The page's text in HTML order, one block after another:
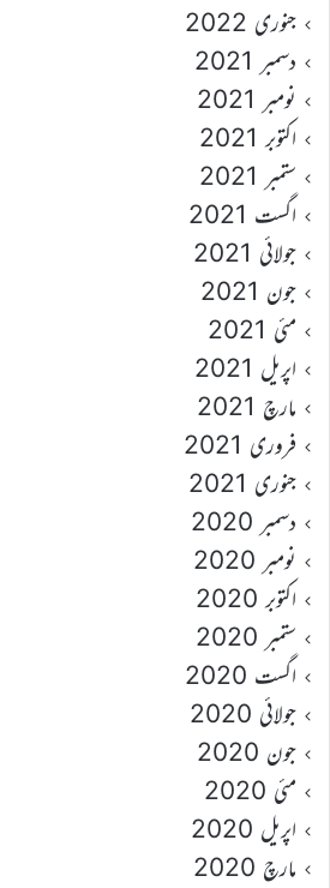
جنوری 2022
دسمبر 2021
نومبر 2021
اکتوبر 2021
ستمبر 2021
اگست 2021
جولائی 2021
جون 2021
مئی 2021
اپریل 2021
مارچ 2021
فروری 2021
جنوری 2021
دسمبر 2020
نومبر 2020
اکتوبر 2020
ستمبر 2020
اگست 2020
جولائی 2020
جون 2020
مئی 2020
اپریل 2020
مارچ 2020